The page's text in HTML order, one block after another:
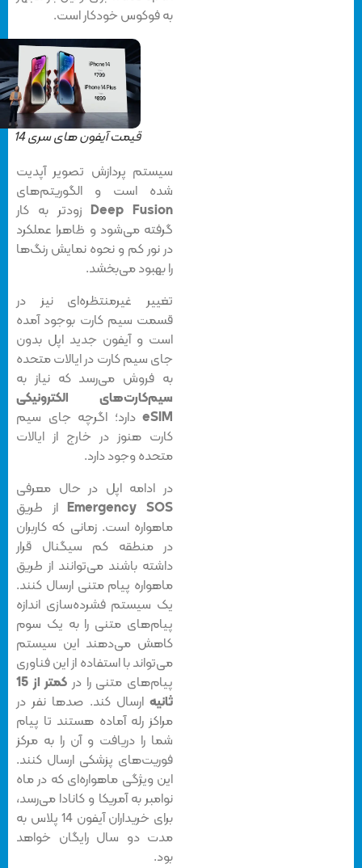
به فوکوس خودکار است.
قیمت آیفون های سری 14
سیستم پردازش تصویر آپدیت
شده است و الگوریتم‌های
Deep Fusionزودتر به کار
گرفته می‌شود و ظاهرا عملکرد
در نور کم و نحوه نمایش رنگ‌ها
را بهبود می‌بخشد.
تغییر غیرمنتظره‌ای نیز در
قسمت سیم کارت بوجود آمده
است و آیفون‌ جدید اپل بدون
جای سیم کارت در ایالات متحده
به فروش می‌رسد که نیاز به
سیم‌کارت‌های الکترونیکی
eSIMدارد؛ اگرچه جای سیم
کارت هنوز در خارج از ایالات
متحده وجود دارد.
در ادامه اپل در حال معرفی
Emergency SOSاز طریق
ماهواره است. زمانی که کاربران
در منطقه کم سیگنال قرار
داشته باشند می‌توانند از طریق
ماهواره پیام متنی ارسال کنند.
یک سیستم فشرده‌سازی اندازه
پیام‌های متنی را به یک سوم
کاهش می‌دهند این سیستم
می‌تواند با استفاده از این فناوری
پیام‌های متنی را در
کمتر از 15
ارسال کند. صدها نفر در
مراکز رله آماده هستند تا پیام
شما را دریافت و آن را به مرکز
فوریت‌های پزشکی ارسال کنند.
این ویژگی ماهواره‌ای که در ماه
نوامبر به آمریکا و کانادا می‌رسد،
برای خریداران آیفون 14 پلاس به
مدت دو سال رایگان خواهد